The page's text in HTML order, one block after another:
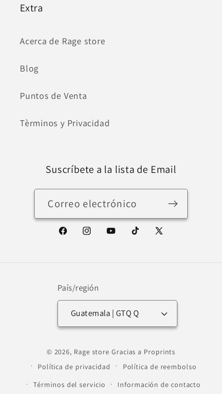
Extra
Acerca de Rage store
Blog
Puntos de Venta
Tèrminos y Privacidad
Suscríbete a la lista de Email
Correo electrónico
FacebookInstagramYouTubeTikTokX
País/región
Guatemala | GTQ Q
© 2026, Rage store Gracias a Proprints
Política de privacidad
Política de reembolso
Términos del servicio
Información de contacto